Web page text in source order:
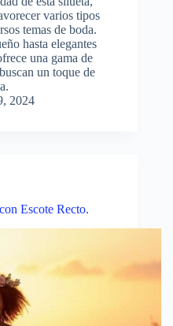
varios tipos
temas de boda.
hasta elegantes
una gama de
un toque de
2024
Escote Recto.